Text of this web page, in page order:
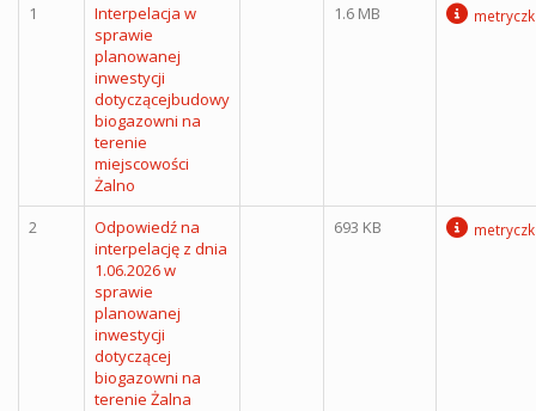
1
Interpelacja w
sprawie
planowanej
inwestycji
dotyczącejbudowy
biogazowni na
terenie
miejscowości
Żalno
1.6 MB
2
Odpowiedź na
interpelację z dnia
1.06.2026 w
sprawie
planowanej
inwestycji
dotyczącej
biogazowni na
terenie Żalna
693 KB